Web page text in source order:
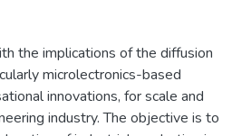
the implications of the diffusion
microlectronics-based
innovations, for scale and
industry. The objective is to